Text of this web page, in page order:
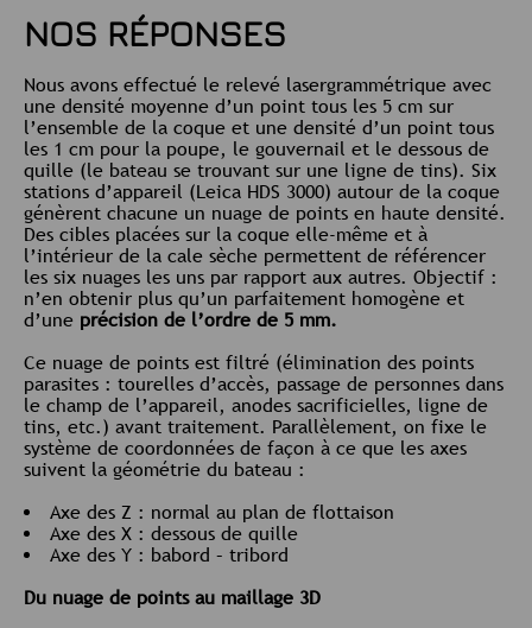
NOS RÉPONSES
Nous avons effectué le relevé lasergrammétrique avec
une densité moyenne d’un point tous les 5 cm sur
l’ensemble de la coque et une densité d’un point tous
les 1 cm pour la poupe, le gouvernail et le dessous de
quille (le bateau se trouvant sur une ligne de tins). Six
stations d’appareil (Leica HDS 3000) autour de la coque
génèrent chacune un nuage de points en haute densité.
Des cibles placées sur la coque elle-même et à
l’intérieur de la cale sèche permettent de référencer
les six nuages les uns par rapport aux autres. Objectif :
n’en obtenir plus qu’un parfaitement homogène et
d’une précision de l’ordre de 5 mm.
Ce nuage de points est filtré (élimination des points
parasites : tourelles d’accès, passage de personnes dans
le champ de l’appareil, anodes sacrificielles, ligne de
tins, etc.) avant traitement. Parallèlement, on fixe le
système de coordonnées de façon à ce que les axes
suivent la géométrie du bateau :
Axe des Z : normal au plan de flottaison
Axe des X : dessous de quille
Axe des Y : babord – tribord
Du nuage de points au maillage 3D